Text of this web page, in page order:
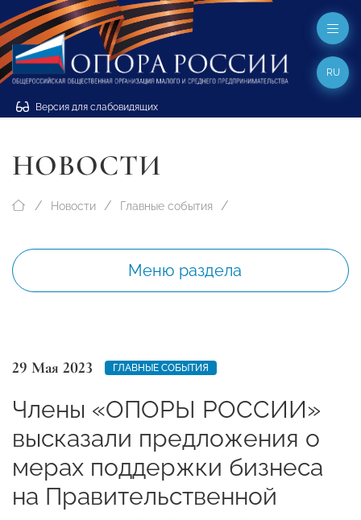
Версия для слабовидящих
RU
НОВОСТИ
Новости Главные события
Меню раздела
29 Мая 2023 ГЛАВНЫЕ СОБЫТИЯ
Члены «ОПОРЫ РОССИИ»
высказали предложения о
мерах поддержки бизнеса
на Правительственной